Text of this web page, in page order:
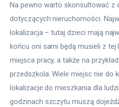
Na pewno warto skonsultować z
dotyczących nieruchomości.
lokalizacja – tutaj dzieci mają
końcu oni sami będą musieli z tej
miejsca pracy, a także na
przedszkola. Wiele miejsc nie do
lokalizacje do mieszkania dla
godzinach szczytu muszą